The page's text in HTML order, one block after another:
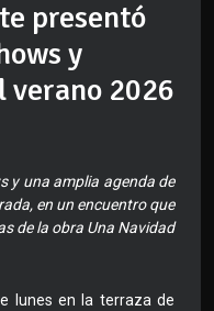
presentó
y
verano 2026
y una amplia agenda de
en un encuentro que
de la obra Una Navidad
lunes en la terraza de